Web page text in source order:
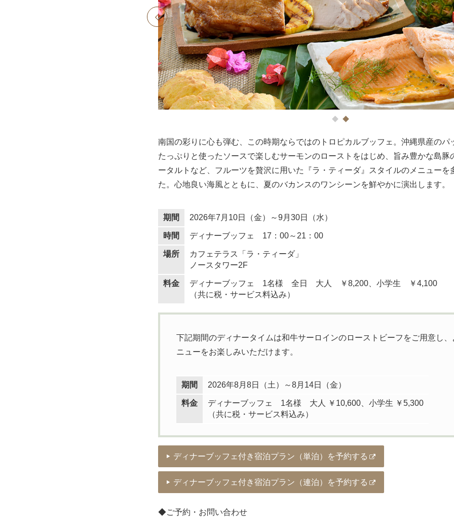
prev
南国の彩りに心も弾む、この時期ならではのトロピカルブッフェ。沖縄県産のパ
たっぷりと使ったソースで楽しむサーモンのローストをはじめ、旨み豊かな島豚
ータルトなど、フルーツを贅沢に用いた『ラ・ティーダ』スタイルのメニューを
た。心地良い海風とともに、夏のバカンスのワンシーンを鮮やかに演出します。
期間 2026年7月10日（金）～9月30日（水）
時間 ディナーブッフェ 17：00～21：00
場所
カフェテラス「ラ・ティーダ」
ノースタワー2F
料金
ディナーブッフェ 1名様 全日 大人 ￥8,200、小学生 ￥4,100
（共に税・サービス料込み）
下記期間のディナータイムは和牛サーロインのローストビーフをご用意し
ニューをお楽しみいただけます。
期間 2026年8月8日（土）～8月14日（金）
料金
ディナーブッフェ 1名様 大人 ￥10,600、小学生 ￥5,300
（共に税・サービス料込み）
ディナーブッフェ付き宿泊プラン（単泊）を予約する
ディナーブッフェ付き宿泊プラン（連泊）を予約する
◆ご予約・お問い合わせ